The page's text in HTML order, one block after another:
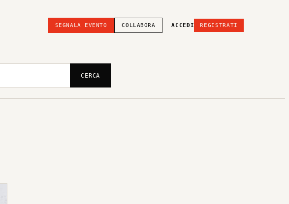
SEGNALA EVENTO COLLABORA ACCEDI REGISTRATI
CERCA